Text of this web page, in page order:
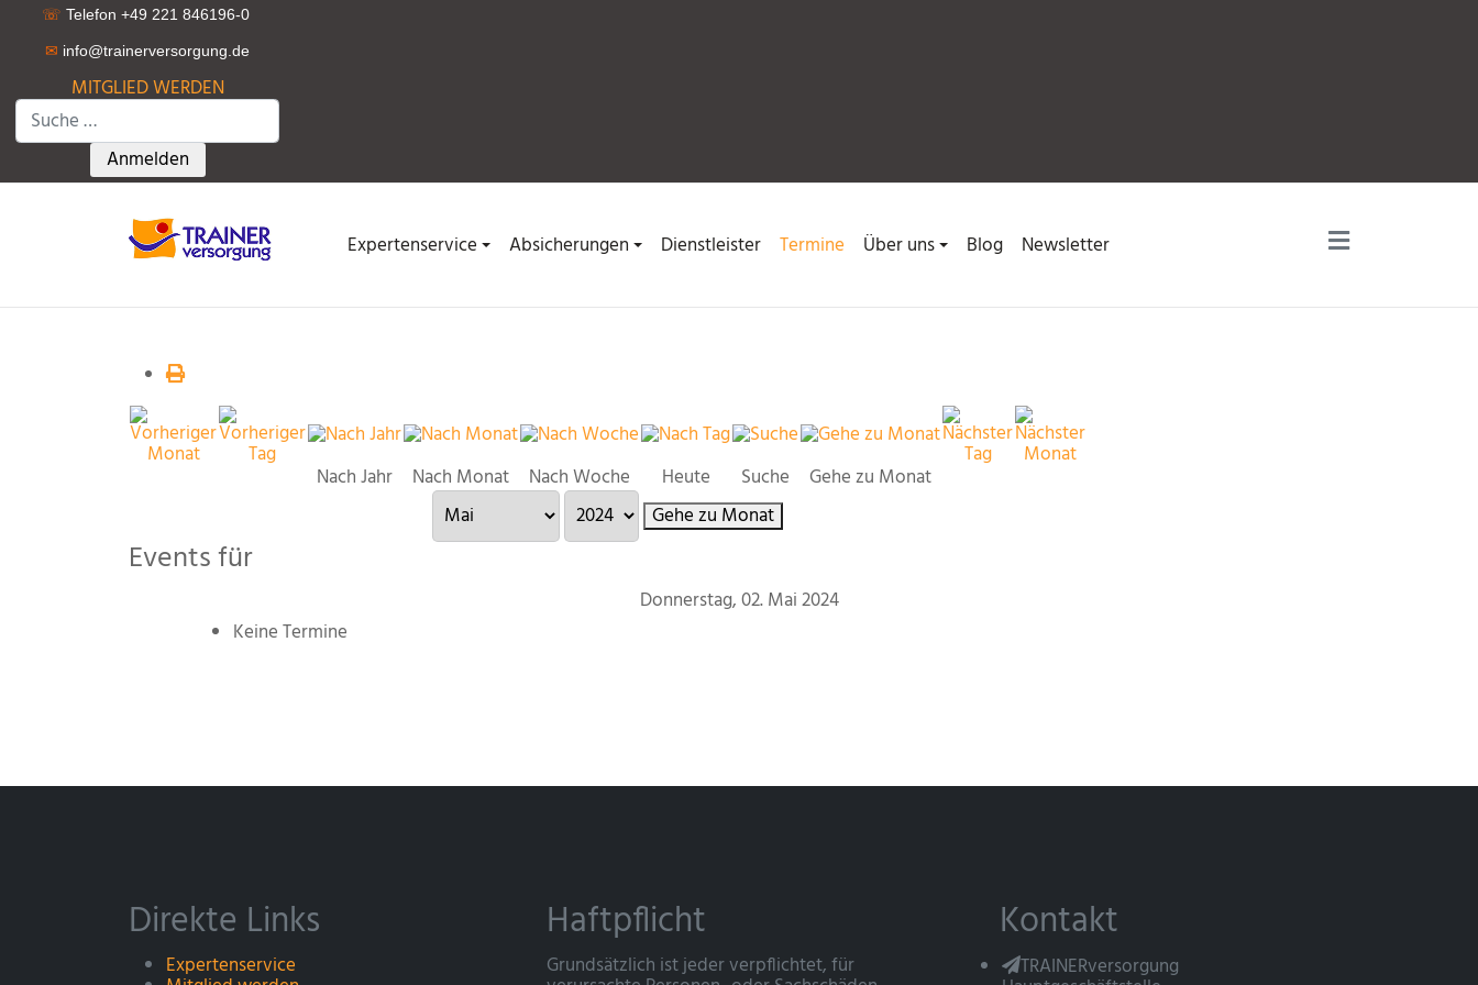
☏ Telefon +49 221 846196-0
✉ info@trainerversorgung.de
MITGLIED WERDEN
Suchen
Type 2 or more characters for results.
Anmelden
Expertenservice Absicherungen Dienstleister Termine Über uns Blog Newsletter
Nach Jahr Nach Monat Nach Woche Heute Suche
Gehe zu Monat
Gehe zu Monat
Events für
Donnerstag, 02. Mai 2024
Keine Termine
Direkte Links
Expertenservice
Haftpflicht
Grundsätzlich ist jeder verpflichtet, für
Kontakt
TRAINERversorgung